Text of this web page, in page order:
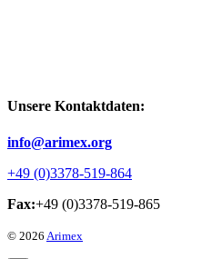
Unsere Kontaktdaten:
info@arimex.org
+49 (0)3378-519-864
Fax:+49 (0)3378-519-865
© 2026 Arimex